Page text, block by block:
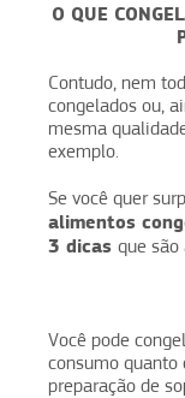
O QUE
Contudo, nem
congelados ou,
mesma
exemplo.
Se você quer
alimentos
3 dicas que são
Você pode
consumo quanto
preparação de